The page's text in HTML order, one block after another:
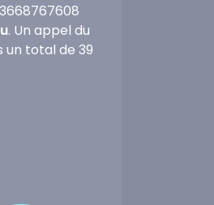
. Un appel du
un total de 39